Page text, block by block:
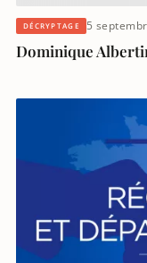
DÉCRYPTAGE 5
Dominique